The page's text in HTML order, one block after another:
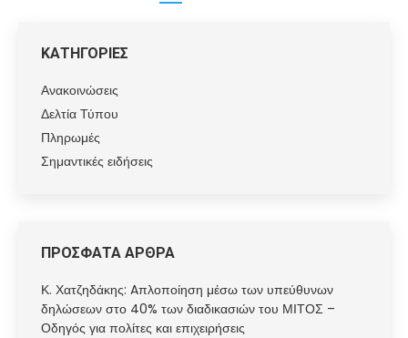
ΚΑΤΗΓΟΡΙΕΣ
Ανακοινώσεις
Δελτία Τύπου
Πληρωμές
Σημαντικές ειδήσεις
ΠΡΟΣΦΑΤΑ ΑΡΘΡΑ
Κ. Χατζηδάκης: Aπλοποίηση μέσω των υπεύθυνων
δηλώσεων στο 40% των διαδικασιών του ΜΙΤΟΣ –
Οδηγός για πολίτες και επιχειρήσεις